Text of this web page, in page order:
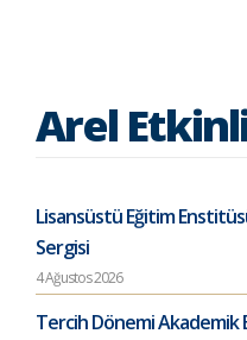
Arel
Lisansüstü Eğitim
Sergisi
4 Ağustos 2026
Tercih Dönemi Akademik